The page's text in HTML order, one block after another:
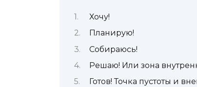
Хочу!
Планирую!
Собираюсь!
Решаю! Или зона
Готов! Точка пустоты и